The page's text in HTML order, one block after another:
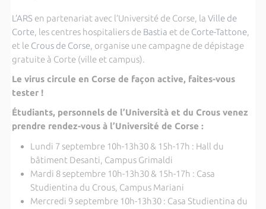
L’ARS en partenariat avec l’Université de Corse, la Ville de
Corte, les centres hospitaliers de Bastia et de Corte-Tattone,
et le Crous de Corse, organise une campagne de dépistage
gratuite à Corte (ville et campus).
Le virus circule en Corse de façon active, faites-vous
tester !
Étudiants, personnels de l’Università et du Crous venez
prendre rendez-vous à l’Université de Corse :
Lundi 7 septembre 10h-13h30 & 15h-17h : Hall du
bâtiment Desanti, Campus Grimaldi
Mardi 8 septembre 10h-13h30 & 15h-17h : Casa
Studientina du Crous, Campus Mariani
Mercredi 9 septembre 10h-13h30 : Casa Studientina du